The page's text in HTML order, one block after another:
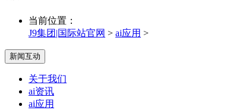
当前位置：
J9集团|国际站官网 > ai应用 >
新闻互动
关于我们
ai资讯
ai应用